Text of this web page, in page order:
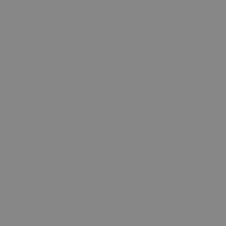
cui il prefisso
che si
che imposta il
di analisi web
di siti
e misurare le
cui il prefisso
che si
che imposta il
dall'operatore
del sito.
i cookie.